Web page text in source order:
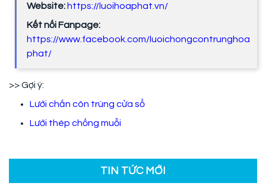
Website: https://luoihoaphat.vn/
Kết nối Fanpage:
https://www.facebook.com/luoichongcontrunghoa
phat/
>> Gợi ý:
Lưới chắn côn trùng cửa sổ
Lưới thép chống muỗi
TIN TỨC MỚI